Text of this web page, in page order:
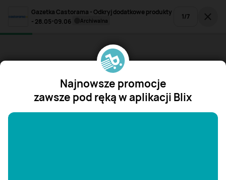
Gazetka Castorama - Odkryj dodatkowe produkty
- 28.05-09.06
archiwalna 1/7
Najnowsze promocje
zawsze pod ręką w aplikacji Blix
"/>